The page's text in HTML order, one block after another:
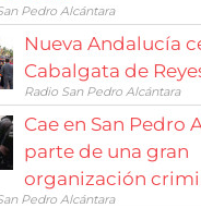
Pedro Alcántara
Nueva Andalucía
Cabalgata de
Radio San Pedro Alcántara
Cae en San Pedro
parte de una gran
organización
Pedro Alcántara